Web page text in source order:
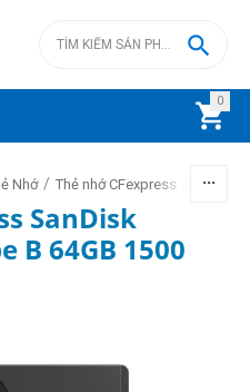
0


Nhớ / Thẻ nhớ CFexpress Thẻ
SanDisk
B 64GB 1500